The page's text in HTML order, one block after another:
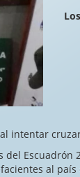
intentar
al país